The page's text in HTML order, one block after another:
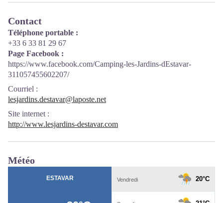
Contact
Téléphone portable :
+33 6 33 81 29 67
Page Facebook :
https://www.facebook.com/Camping-les-Jardins-dEstavar-
311057455602207/
Courriel :
lesjardins.destavar@laposte.net
Site internet :
http://www.lesjardins-destavar.com
Météo